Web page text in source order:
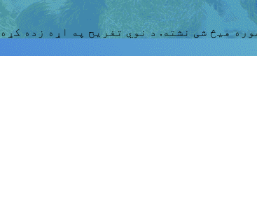
هیڅ شی نشته. د نوي تفریح ​​په اړه زده